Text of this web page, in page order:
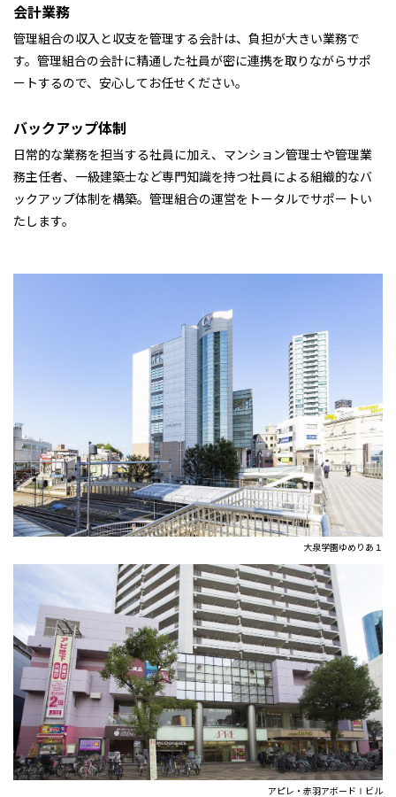
会計業務
管理組合の収入と収支を管理する会計は、負担が大きい業務で
す。管理組合の会計に精通した社員が密に連携を取りながらサポ
ートするので、安心してお任せください。
バックアップ体制
日常的な業務を担当する社員に加え、マンション管理士や管理業
務主任者、一級建築士など専門知識を持つ社員による組織的なバ
ックアップ体制を構築。管理組合の運営をトータルでサポートい
たします。
大泉学園ゆめりあ１
アピレ・赤羽アボードⅠビル